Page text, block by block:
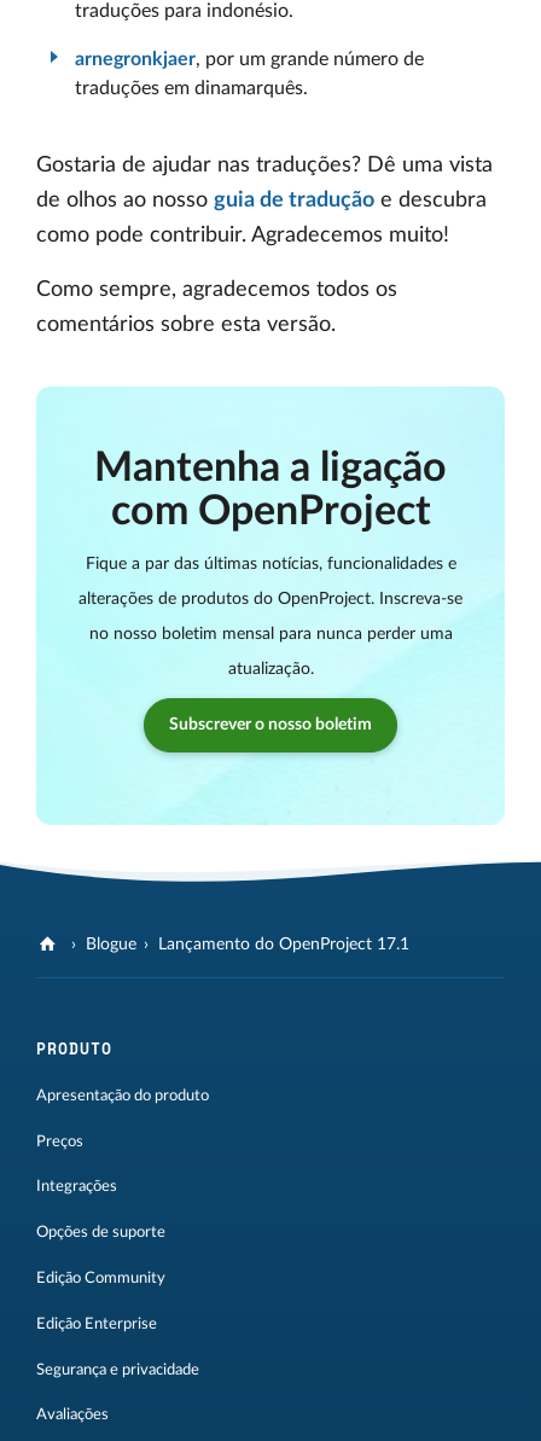
traduções para indonésio.
arnegronkjaer, por um grande número de
traduções em dinamarquês.
Gostaria de ajudar nas traduções? Dê uma vista
de olhos ao nosso guia de tradução e descubra
como pode contribuir. Agradecemos muito!
Como sempre, agradecemos todos os
comentários sobre esta versão.
Mantenha a ligação
com OpenProject
Fique a par das últimas notícias, funcionalidades e
alterações de produtos do OpenProject. Inscreva-se
no nosso boletim mensal para nunca perder uma
atualização.
Subscrever o nosso boletim
Blogue Lançamento do OpenProject 17.1
PRODUTO
Apresentação do produto
Preços
Integrações
Opções de suporte
Edição Community
Edição Enterprise
Segurança e privacidade
Avaliações